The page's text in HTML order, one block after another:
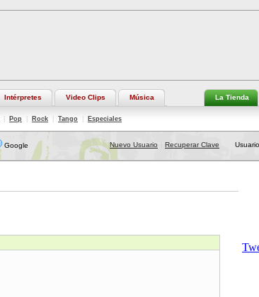
Intérpretes Video Clips Música La Tienda
Pop Rock Tango Especiales
Google Nuevo Usuario Recuperar Clave